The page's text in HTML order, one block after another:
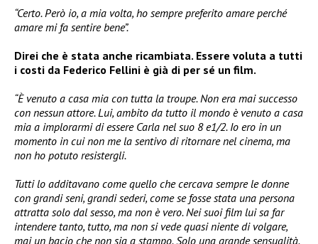
“Certo. Però io, a mia volta, ho sempre preferito amare perché
amare mi fa sentire bene”.
Direi che è stata anche ricambiata. Essere voluta a tutti
i costi da Federico Fellini è già di per sé un film.
“È venuto a casa mia con tutta la troupe. Non era mai successo
con nessun attore. Lui, ambito da tutto il mondo è venuto a casa
mia a implorarmi di essere Carla nel suo 8 e1/2. Io ero in un
momento in cui non me la sentivo di ritornare nel cinema, ma
non ho potuto resistergli.
Tutti lo additavano come quello che cercava sempre le donne
con grandi seni, grandi sederi, come se fosse stata una persona
attratta solo dal sesso, ma non è vero. Nei suoi film lui sa far
intendere tanto, tutto, ma non si vede quasi niente di volgare,
mai un bacio che non sia a stampo. Solo una grande sensualità.